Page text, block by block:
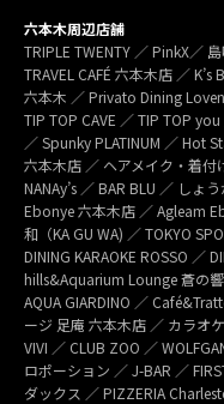
六本木周辺店舗
TRIPLE TWENTY ／ PinkX／
TRAVEL CAFÉ 六本木店 ／
六本木 ／ Privato Dining
TIP TOP CAVE ／ TIP TOP
／ Spunky PLATINUM ／ Hot
六本木店 ／ ヘアメイク・着付
NANAy’s ／ BAR BLU ／ しょ
Ebonye 六本木店 ／ Agleam
和（KA GU WA) ／ TOKYO
DINING KARAOKE ROSSO ／
hills&Aquarium Lounge 蒼の
AQUA GIARDINO ／
ージ 足庵 六本木店 ／ カラオ
VIVI ／ CLUB ZOO ／
ロポーション ／ J-BAR ／
ダックス ／ PIZZERIA